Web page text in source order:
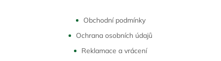
Obchodní podmínky
Ochrana osobních údajů
Reklamace a vrácení